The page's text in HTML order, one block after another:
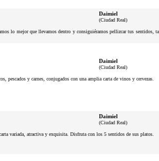
Daimiel
(Ciudad Real)
lo mejor que llevamos dentro y consiguiéramos pellizcar tus sentidos,
Daimiel
(Ciudad Real)
pescados y carnes, conjugados con una amplia carta de vinos y cervezas.
Daimiel
(Ciudad Real)
variada, atractiva y exquisita. Disfruta con los 5 sentidos de sus platos.